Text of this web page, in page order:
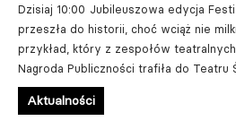
Dzisiaj 10:00 Jubileuszowa edycja
przeszła do historii, choć wciąż nie
przykład, który z zespołów
Nagroda Publiczności trafiła do Teatru
Aktualności